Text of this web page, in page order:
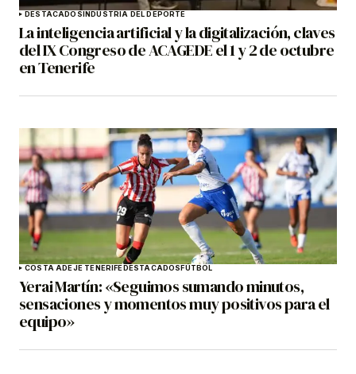
DESTACADOSINDUSTRIA DEL DEPORTE
La inteligencia artificial y la digitalización, claves
del IX Congreso de ACAGEDE el 1 y 2 de octubre
en Tenerife
COSTA ADEJE TENERIFEDESTACADOSFÚTBOL
Yerai Martín: «Seguimos sumando minutos,
sensaciones y momentos muy positivos para el
equipo»